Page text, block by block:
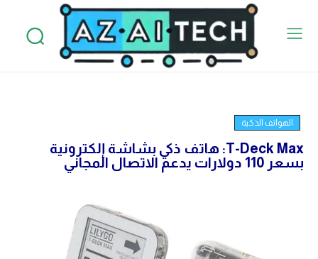
الهواتف الذكية
T-Deck Max: هاتف ذكي بشاشة إلكترونية
بسعر 110 دولارات يدعم الاتصال المجاني